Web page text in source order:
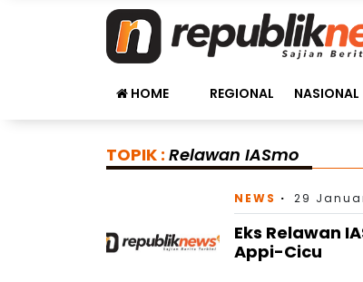
HOME REGIONAL NASIONAL
TOPIK : Relawan IASmo
NEWS 29
Eks Relawan
Appi-Cicu